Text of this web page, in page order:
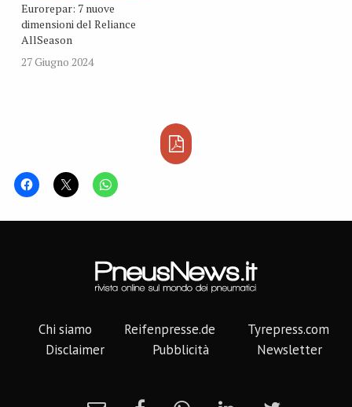
Eurorepar: 7 nuove
dimensioni del Reliance
AllSeason
27 Giugno 2024
Chi siamo Reifenpresse.de
Tyrepress.com
Disclaimer
Pubblicità Newsletter